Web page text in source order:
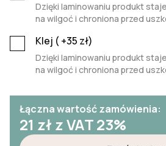
Dzięki laminowaniu produkt
na wilgoć i chroniona przed
Klej ( +35 zł)
Dzięki laminowaniu produkt
na wilgoć i chroniona przed
Łączna wartość zamówienia:
21 zł z VAT 23%